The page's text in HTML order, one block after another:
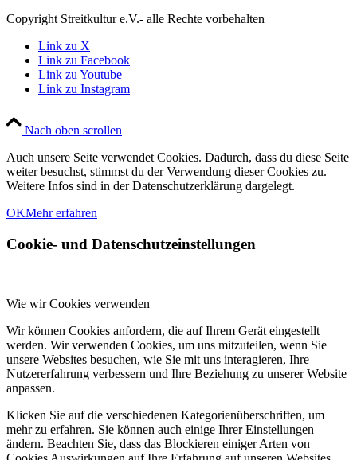
Copyright Streitkultur e.V.- alle Rechte vorbehalten
Link zu X
Link zu Facebook
Link zu Youtube
Link zu Instagram
Nach oben scrollen
Auch unsere Seite verwendet Cookies. Dadurch, dass du diese Seite
weiter besuchst, stimmst du der Verwendung dieser Cookies zu.
Weitere Infos sind in der Datenschutzerklärung dargelegt.
OKMehr erfahren
Cookie- und Datenschutzeinstellungen
Wie wir Cookies verwenden
Wir können Cookies anfordern, die auf Ihrem Gerät eingestellt
werden. Wir verwenden Cookies, um uns mitzuteilen, wenn Sie
unsere Websites besuchen, wie Sie mit uns interagieren, Ihre
Nutzererfahrung verbessern und Ihre Beziehung zu unserer Website
anpassen.
Klicken Sie auf die verschiedenen Kategorienüberschriften, um
mehr zu erfahren. Sie können auch einige Ihrer Einstellungen
ändern. Beachten Sie, dass das Blockieren einiger Arten von